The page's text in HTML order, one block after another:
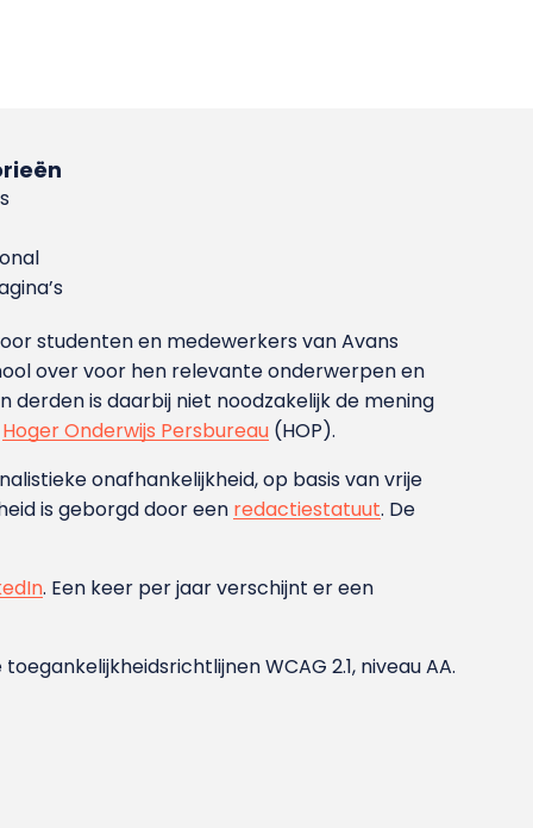
studenten en medewerkers van Avans
over voor hen relevante onderwerpen en
is daarbij niet noodzakelijk de mening
Hoger Onderwijs Persbureau (HOP).
onafhankelijkheid, op basis van vrije
is geborgd door een redactiestatuut. De
. Een keer per jaar verschijnt er een
WCAG 2.1, niveau AA.